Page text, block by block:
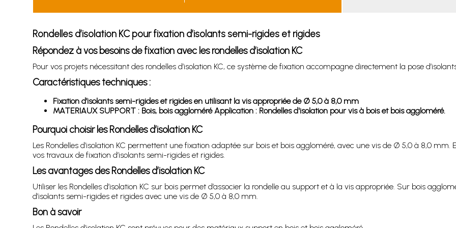
Rondelles d’isolation KC pour fixation d’isolants semi-rigides et rigides
Répondez à vos besoins de fixation avec les rondelles d’isolation KC
Pour vos projets nécessitant des rondelles d’isolation KC, ce système de fixation accompagne directement la pose
Caractéristiques techniques :
Fixation d’isolants semi-rigides et rigides en utilisant la vis appropriée de Ø 5,0 à 8,0 mm
MATERIAUX SUPPORT : Bois, bois aggloméré Application : Rondelles d'isolation pour vis à bois et bois aggloméré.
Pourquoi choisir les Rondelles d’isolation KC
Les Rondelles d’isolation KC permettent une fixation adaptée sur bois et bois aggloméré, avec une vis de Ø 5,0 à 8,0
vos travaux de fixation d’isolants semi-rigides et rigides.
Les avantages des Rondelles d’isolation KC
Utiliser les Rondelles d’isolation KC sur bois permet d’associer la rondelle au support et à la vis appropriée. Sur bois
d’isolants semi-rigides et rigides avec une vis de Ø 5,0 à 8,0 mm.
Bon à savoir